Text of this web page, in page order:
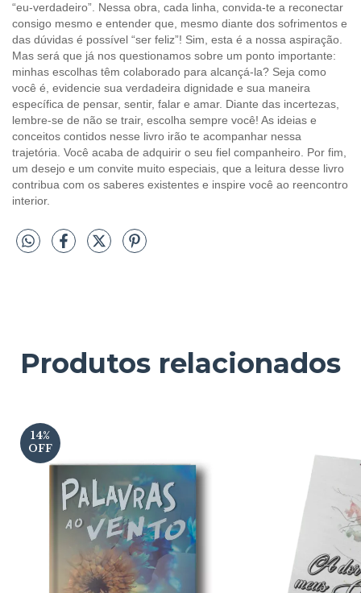
“eu-verdadeiro”. Nessa obra, cada linha, convida-te a reconectar
consigo mesmo e entender que, mesmo diante dos sofrimentos e
das dúvidas é possível “ser feliz”! Sim, esta é a nossa aspiração.
Mas será que já nos questionamos sobre um ponto importante:
minhas escolhas têm colaborado para alcançá-la? Seja como
você é, evidencie sua verdadeira dignidade e sua maneira
específica de pensar, sentir, falar e amar. Diante das incertezas,
lembre-se de não se trair, escolha sempre você! As ideias e
conceitos contidos nesse livro irão te acompanhar nessa
trajetória. Você acaba de adquirir o seu fiel companheiro. Por fim,
um desejo e um convite muito especiais, que a leitura desse livro
contribua com os saberes existentes e inspire você ao reencontro
interior.
Produtos relacionados
14%
OFF